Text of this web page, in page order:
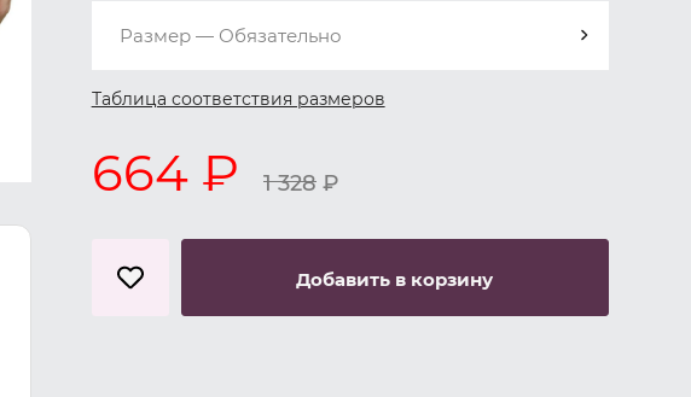
Размер — Обязательно
Таблица соответствия размеров
664 ₽ 1 328₽
Добавить в корзину